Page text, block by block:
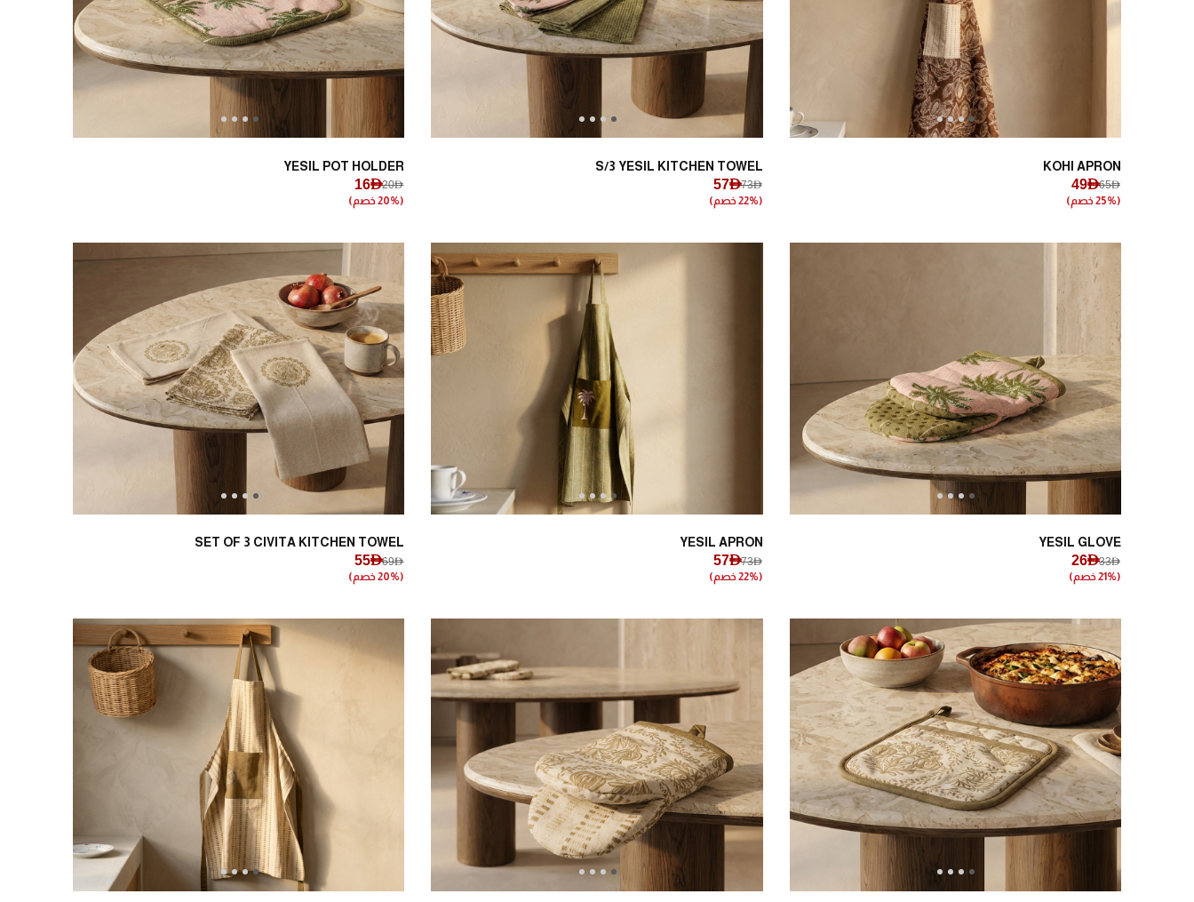
Previous
Next
KOHI APRON
49AED65AED
(25% خصم)
Previous
Next
S/3 YESIL KITCHEN TOWEL
57AED73AED
(22% خصم)
Previous
Next
YESIL POT HOLDER
16AED20AED
(20% خصم)
Previous
Next
YESIL GLOVE
26AED33AED
(21% خصم)
Previous
Next
YESIL APRON
57AED73AED
(22% خصم)
Previous
Next
SET OF 3 CIVITA KITCHEN TOWEL
55AED69AED
(20% خصم)
Previous
Next
Previous
Next
Previous
Next